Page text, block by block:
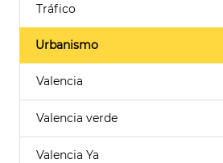
Tráfico
Urbanismo
Valencia
Valencia verde
Valencia Ya